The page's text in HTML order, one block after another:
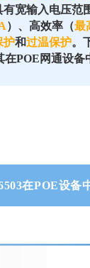
宽输入电压范
）、高效率（最
护和过温保护。
POE网通设备
在POE设备